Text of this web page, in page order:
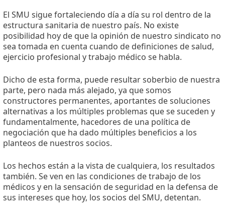
El SMU sigue fortaleciendo día a día su rol dentro de la
estructura sanitaria de nuestro país. No existe
posibilidad hoy de que la opinión de nuestro sindicato no
sea tomada en cuenta cuando de definiciones de salud,
ejercicio profesional y trabajo médico se habla.
Dicho de esta forma, puede resultar soberbio de nuestra
parte, pero nada más alejado, ya que somos
constructores permanentes, aportantes de soluciones
alternativas a los múltiples problemas que se suceden y
fundamentalmente, hacedores de una política de
negociación que ha dado múltiples beneficios a los
planteos de nuestros socios.
Los hechos están a la vista de cualquiera, los resultados
también. Se ven en las condiciones de trabajo de los
médicos y en la sensación de seguridad en la defensa de
sus intereses que hoy, los socios del SMU, detentan.